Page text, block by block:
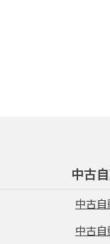
中古
中古
中古